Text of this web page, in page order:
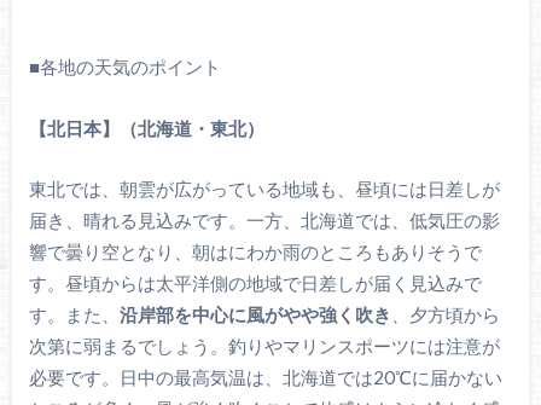
■各地の天気のポイント
【北日本】（北海道・東北）
東北では、朝雲が広がっている地域も、昼頃には日差しが
届き、晴れる見込みです。一方、北海道では、低気圧の影
響で曇り空となり、朝はにわか雨のところもありそうで
す。昼頃からは太平洋側の地域で日差しが届く見込みで
す。また、 沿岸部を中心に風がやや強く吹き 、夕方頃から
次第に弱まるでしょう。釣りやマリンスポーツには注意が
必要です。日中の最高気温は、北海道では20℃に届かない